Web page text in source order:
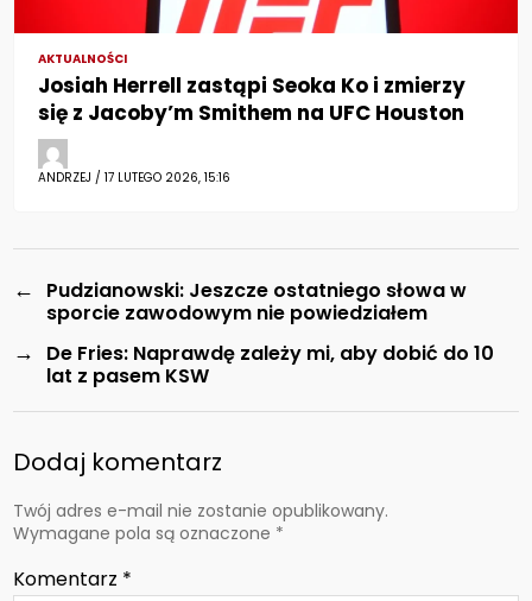
AKTUALNOŚCI
Josiah Herrell zastąpi Seoka Ko i zmierzy
się z Jacoby’m Smithem na UFC Houston
ANDRZEJ / 17 LUTEGO 2026, 15:16
←
Pudzianowski: Jeszcze ostatniego słowa w
sporcie zawodowym nie powiedziałem
→
De Fries: Naprawdę zależy mi, aby dobić do 10
lat z pasem KSW
Dodaj komentarz
Twój adres e-mail nie zostanie opublikowany.
Wymagane pola są oznaczone *
Komentarz *